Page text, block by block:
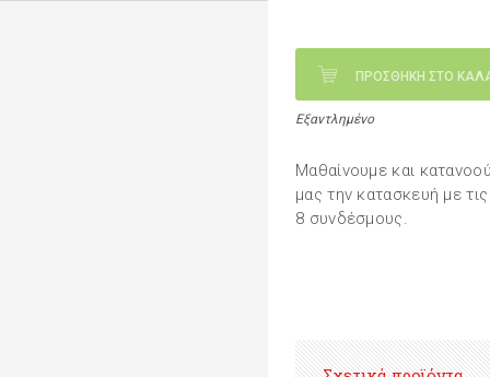
ΠΡΟΣΘΗΚΗ ΣΤΟ
Εξαντλημένο
Μαθαίνουμε και
μας την κατασκευή με
8 συνδέσμους.